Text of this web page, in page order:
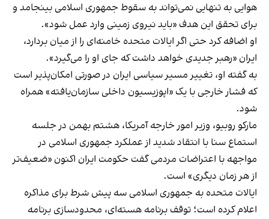
هوایی به تنهایی نمی‌تواند به سقوط جمهوری اسلامی بینجامد و
برای تحقق این هدف «باید نیروی زمینی وارد عمل شود».
او اضافه کرد حتی اگر ایالات متحده خامنه‌ای را از میان بردارد،
ایران «رهبر جدیدی خواهد داشت که جای او را می‌گیرد».
به گفته او، تغییر مسیر سیاسی ایران در صورتی امکان‌پذیر است
که فشار خارجی با یک «اپوزیسیون داخلی سازمان‌یافته» همراه
شود.
مارکو روبیو، وزیر امور خارجه آمریکا، هشتم بهمن در جلسه
استماع سنا با انتقاد شدید از عملکرد جمهوری اسلامی در
مواجهه با اعتراضات مردمی گفت حکومت ایران اکنون «ضعیف‌تر
از هر زمان دیگری» است.
ایالات متحده به جمهوری اسلامی سه پیش شرط برای مذاکره
اعلام کرده است؛ توقف برنامه هسته‌ای، محدودسازی برنامه